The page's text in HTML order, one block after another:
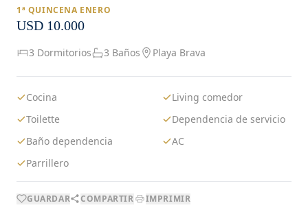
1ª QUINCENA ENERO
USD 10.000
3 Dormitorios 3 Baños Playa Brava
Cocina
Living comedor
Toilette
Dependencia de servicio
Baño dependencia
AC
Parrillero
GUARDAR COMPARTIR IMPRIMIR